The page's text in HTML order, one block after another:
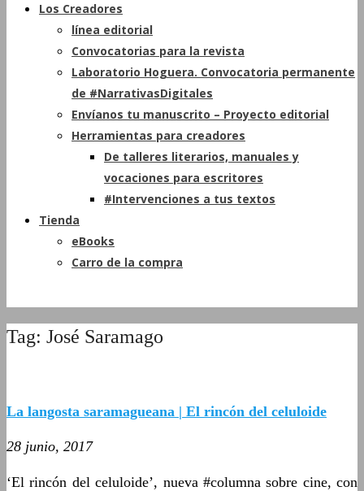
Los Creadores
línea editorial
Convocatorias para la revista
Laboratorio Hoguera. Convocatoria permanente
de #NarrativasDigitales
Envíanos tu manuscrito – Proyecto editorial
Herramientas para creadores
De talleres literarios, manuales y
vocaciones para escritores
#Intervenciones a tus textos
Tienda
eBooks
Carro de la compra
Tag: José Saramago
La langosta saramagueana | El rincón del celuloide
28 junio, 2017
‘El rincón del celuloide’, nueva #columna sobre cine, con